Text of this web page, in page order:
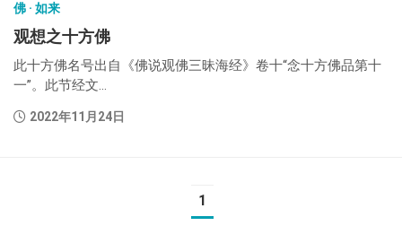
佛 · 如来
观想之十方佛
此十方佛名号出自《佛说观佛三昧海经》卷十“念十方佛品第十
一”。此节经文...
2022年11月24日
1